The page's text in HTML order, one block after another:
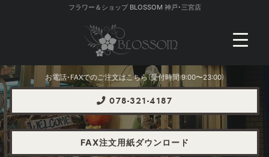
フラワー＆ショップ BLOSSOM 神戸・三宮店
お電話・FAXでのご注文はこちら（受付時間 9:00〜23:00）
078-321-4187
FAX注文用紙ダウンロード